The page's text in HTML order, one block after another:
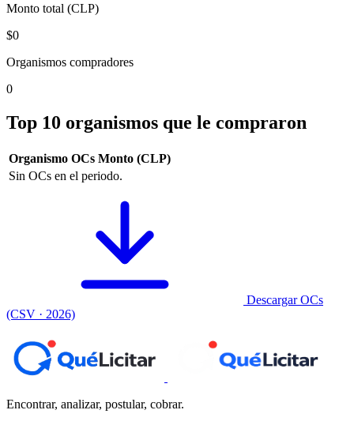
Monto total (CLP)
$0
Organismos compradores
0
Top 10 organismos que le compraron
Organismo OCs Monto (CLP)
Sin OCs en el periodo.
Descargar OCs
(CSV · 2026)
Encontrar, analizar, postular, cobrar.